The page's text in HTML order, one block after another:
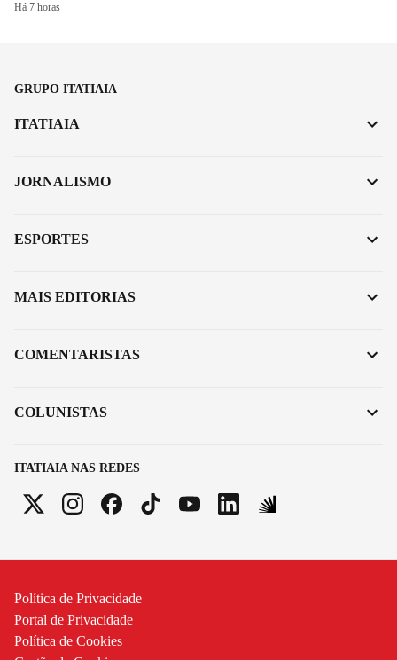
Há 7 horas
GRUPO ITATIAIA
ITATIAIA NAS REDES
ITATIAIA
JORNALISMO
ESPORTES
MAIS EDITORIAS
COMENTARISTAS
COLUNISTAS
Política de Privacidade
Portal de Privacidade
Política de Cookies